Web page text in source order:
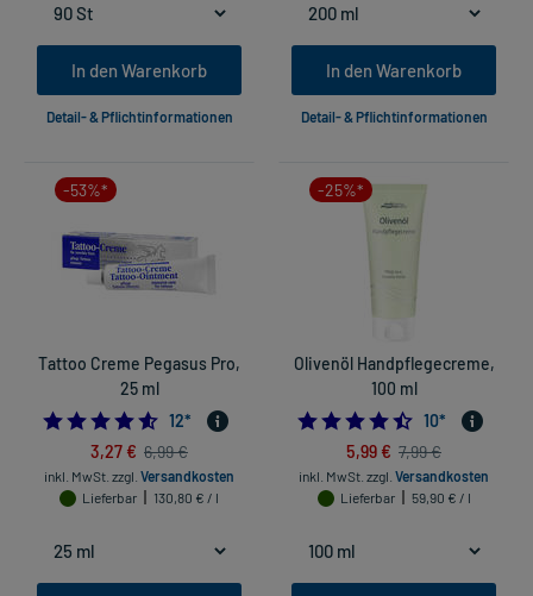
In den Warenkorb
Detail- & Pflichtinformationen
In den Warenkorb
Detail- & Pflichtinformationen
-53%*
Tattoo Creme Pegasus Pro,
25 ml
4.583333333333333
12*
3,27 € 6,99 €
inkl. MwSt. zzgl. Versandkosten
Lieferbar
130,80 € / l
-25%*
Olivenöl Handpflegecreme,
100 ml
4.5
10*
5,99 € 7,99 €
inkl. MwSt. zzgl. Versandkosten
Lieferbar
59,90 € / l